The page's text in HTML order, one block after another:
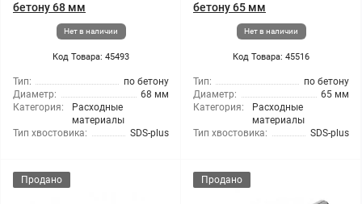
бетону 68 мм
Нет в наличии
Код Товара: 45493
Тип:
по бетону
Диаметр:
68 мм
Категория:
Расходные
материалы
Тип хвостовика:
SDS-plus
бетону 65 мм
Нет в наличии
Код Товара: 45516
Тип:
по бетону
Диаметр:
65 мм
Категория:
Расходные
материалы
Тип хвостовика:
SDS-plus
Продано Продано